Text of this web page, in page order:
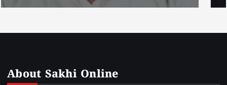
About Sakhi Online